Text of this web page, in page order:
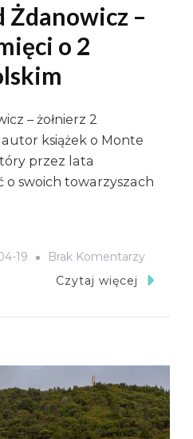
Żdanowicz –
o 2
– żołnierz 2
książek o Monte
przez lata
o swoich towarzyszach
19 Brak KomentarzyDo
Prof.
Pamięci
O
Czytaj więcej